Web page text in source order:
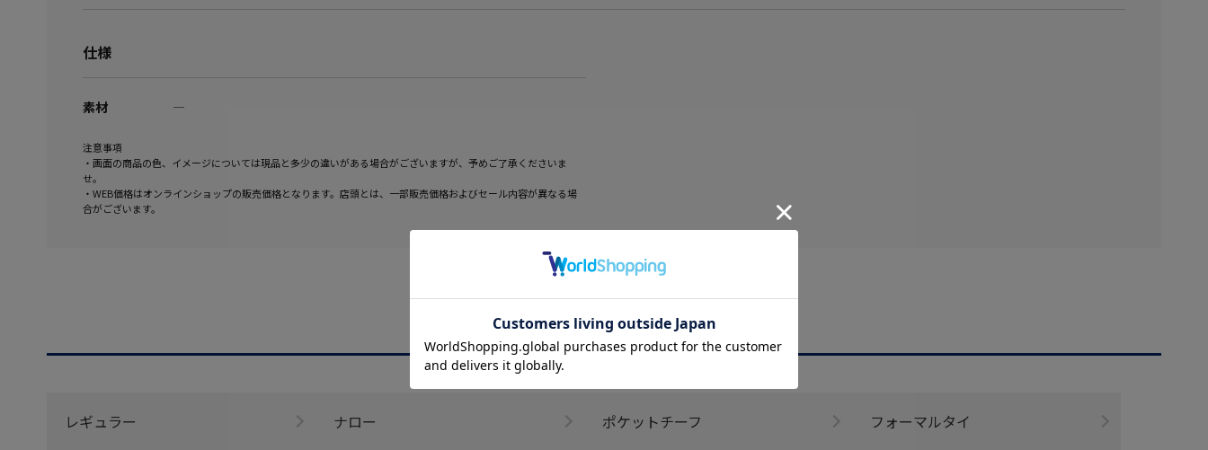
仕様
素材 ―
注意事項
・画面の商品の色、イメージについては現品と多少の違いがある場合がございますが、予めご了承くださいま
せ。
・WEB価格はオンラインショップの販売価格となります。店頭とは、一部販売価格およびセール内容が異なる場
合がございます。
CATEGORY
商品を絞る
レギュラー ナロー ポケットチーフ フォーマルタイ